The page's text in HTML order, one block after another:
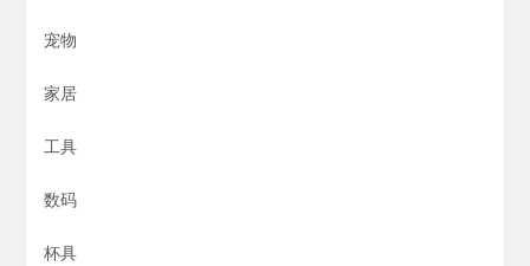
宠物
家居
工具
数码
杯具